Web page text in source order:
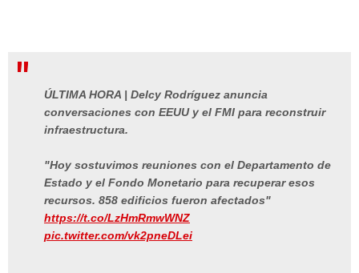
ÚLTIMA HORA | Delcy Rodríguez anuncia
conversaciones con EEUU y el FMI para reconstruir
infraestructura.
"Hoy sostuvimos reuniones con el Departamento de
Estado y el Fondo Monetario para recuperar esos
recursos. 858 edificios fueron afectados"
https://t.co/LzHmRmwWNZ
pic.twitter.com/vk2pneDLei